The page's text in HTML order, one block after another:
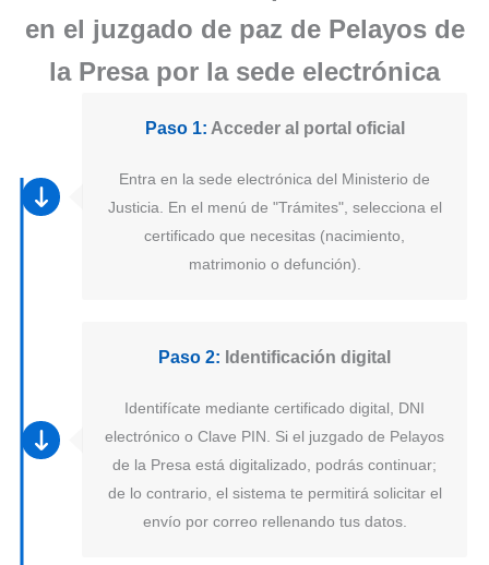
en el juzgado de paz de Pelayos de
la Presa por la sede electrónica
Paso 1: Acceder al portal oficial
Entra en la sede electrónica del Ministerio de
Justicia. En el menú de "Trámites", selecciona el
certificado que necesitas (nacimiento,
matrimonio o defunción).
Paso 2: Identificación digital
Identifícate mediante certificado digital, DNI
electrónico o Clave PIN. Si el juzgado de Pelayos
de la Presa está digitalizado, podrás continuar;
de lo contrario, el sistema te permitirá solicitar el
envío por correo rellenando tus datos.